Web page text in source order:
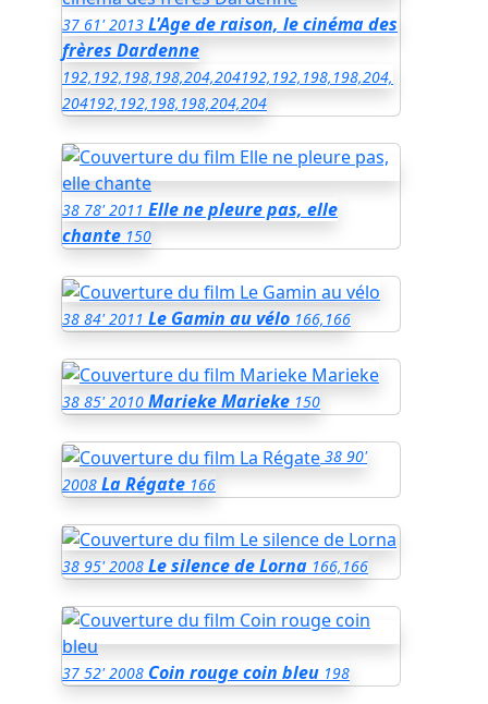
37 61' 2013 L'Age de raison, le cinéma des
frères Dardenne
192,192,198,198,204,204192,192,198,198,204,
204192,192,198,198,204,204
38 78' 2011 Elle ne pleure pas, elle
chante 150
38 84' 2011 Le Gamin au vélo 166,166
38 85' 2010 Marieke Marieke 150
38 90'
2008 La Régate 166
38 95' 2008 Le silence de Lorna 166,166
37 52' 2008 Coin rouge coin bleu 198